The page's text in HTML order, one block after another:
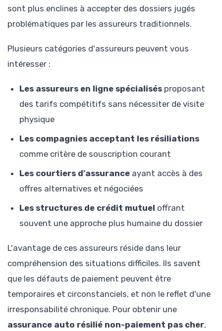
sont plus enclines à accepter des dossiers jugés
problématiques par les assureurs traditionnels.
Plusieurs catégories d'assureurs peuvent vous
intéresser :
Les assureurs en ligne spécialisés proposant
des tarifs compétitifs sans nécessiter de visite
physique
Les compagnies acceptant les résiliations
comme critère de souscription courant
Les courtiers d'assurance ayant accès à des
offres alternatives et négociées
Les structures de crédit mutuel offrant
souvent une approche plus humaine du dossier
L'avantage de ces assureurs réside dans leur
compréhension des situations difficiles. Ils savent
que les défauts de paiement peuvent être
temporaires et circonstanciels, et non le reflet d'une
irresponsabilité chronique. Pour obtenir une
assurance auto résilié non-paiement pas cher,